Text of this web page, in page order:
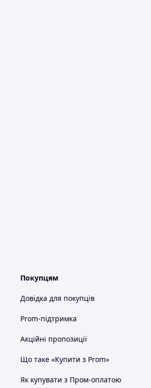
Покупцям
Довідка для покупців
Prom-підтримка
Акційні пропозиції
Що таке «Купити з Prom»
Як купувати з Пром-оплатою